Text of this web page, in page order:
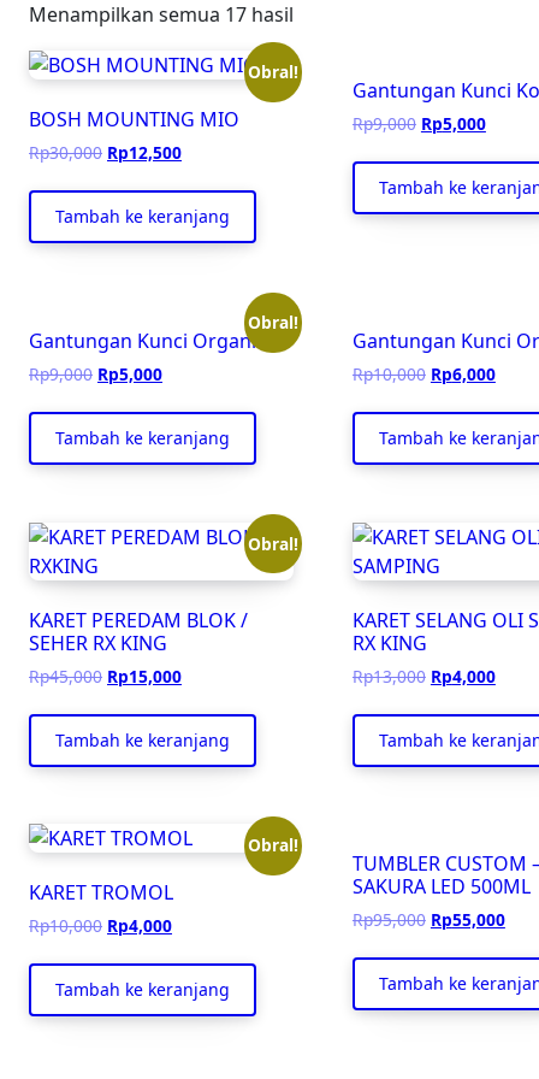
Menampilkan semua 17 hasil
Obral!
BOSH MOUNTING MIO
Rp30,000 Harga
adalah:
Rp30,000.
Rp12,500Harga
ini
adalah:
Rp12,500.
Tambah ke keranjang
Gantungan Kunci
Rp9,000 Harga
adalah:
Rp9,000.
Rp5,000Harga
ini
Tambah ke
Obral!
Gantungan Kunci Organisasi
Rp9,000 Harga
adalah:
Rp9,000.
Rp5,000Harga
ini
adalah:
Rp5,000.
Tambah ke keranjang
Gantungan Kunci
Rp10,000 Harga
adalah:
Rp10,000.
Rp6,000Harga
ini
Tambah ke
Obral!
KARET PEREDAM BLOK /
SEHER RX KING
Rp45,000 Harga
adalah:
Rp45,000.
Rp15,000Harga
ini
adalah:
Rp15,000.
Tambah ke keranjang
KARET SELANG OLI
RX KING
Rp13,000 Harga
adalah:
Rp13,000.
Rp4,000Harga
ini
Tambah ke
Obral!
KARET TROMOL
Rp10,000 Harga
adalah:
Rp10,000.
Rp4,000Harga
ini
adalah:
Rp4,000.
Tambah ke keranjang
TUMBLER CUSTOM
SAKURA LED 500ML
Rp95,000 Harga
adalah:
Rp95,000.
Rp55,000
ini
Tambah ke